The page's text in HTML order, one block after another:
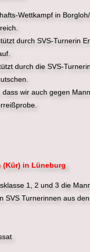
Wettkampf in
durch SVS-Turnerin
durch die SVS-
wir auch gegen
(Kür) in Lüneburg
1, 2 und 3 die
SVS Turnerinnen aus